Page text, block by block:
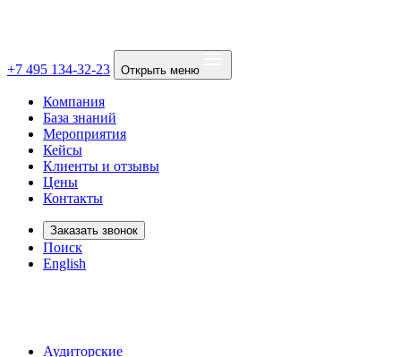
+7 495 134-32-23 Открыть меню
Компания
База знаний
Мероприятия
Кейсы
Клиенты и отзывы
Цены
Контакты
Заказать звонок
Поиск
English
Аудиторские